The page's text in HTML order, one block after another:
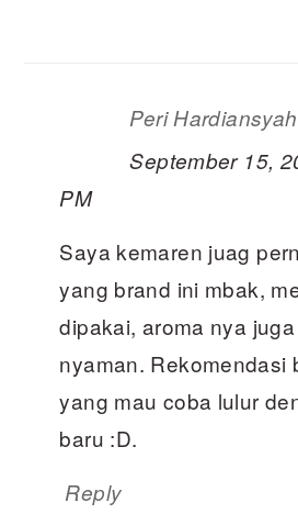
Peri Hardiansyah
September 15,
PM
Saya kemaren juag
yang brand ini mbak,
dipakai, aroma nya
nyaman. Rekomendasi
yang mau coba lulur
baru :D.
Reply